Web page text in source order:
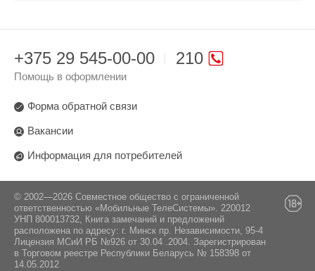
210
+375 29 545-00-00
Помощь в оформлении
Форма обратной связи
Вакансии
Информация для потребителей
© 2002—2026 Совместное общество с ограниченной
ответственностью «Мобильные ТелеСистемы». 220012
УНП 800013732, Книга замечаний и предложений
расположена по адресу: г. Минск пр. Независимости, 95-4
Лицензия МСиИ РБ №926 от 30.04 .2004. Зарегистрирован
в Торговом реестре Республики Беларусь № 158398 от
14.05.2012